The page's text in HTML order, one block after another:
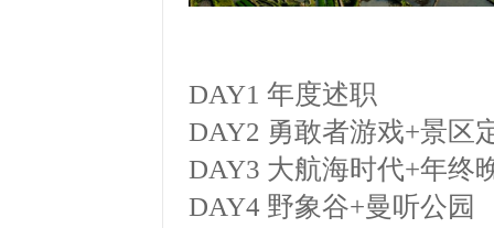
DAY1 年度述职
DAY2 勇敢者游戏+景区
DAY3 大航海时代+年终
DAY4 野象谷+曼听公园